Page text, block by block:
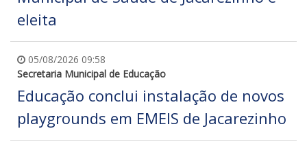
eleita
05/08/2026 09:58
Secretaria Municipal de Educação
Educação conclui instalação de novos
playgrounds em EMEIS de Jacarezinho